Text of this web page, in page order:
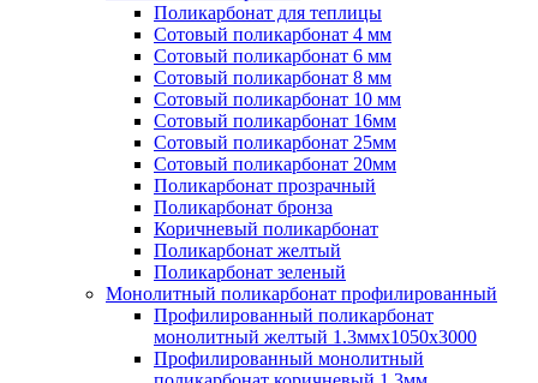
Поликарбонат для теплицы
Сотовый поликарбонат 4 мм
Сотовый поликарбонат 6 мм
Сотовый поликарбонат 8 мм
Сотовый поликарбонат 10 мм
Сотовый поликарбонат 16мм
Сотовый поликарбонат 25мм
Сотовый поликарбонат 20мм
Поликарбонат прозрачный
Поликарбонат бронза
Коричневый поликарбонат
Поликарбонат желтый
Поликарбонат зеленый
Монолитный поликарбонат профилированный
Профилированный поликарбонат
монолитный желтый 1.3ммх1050х3000
Профилированный монолитный